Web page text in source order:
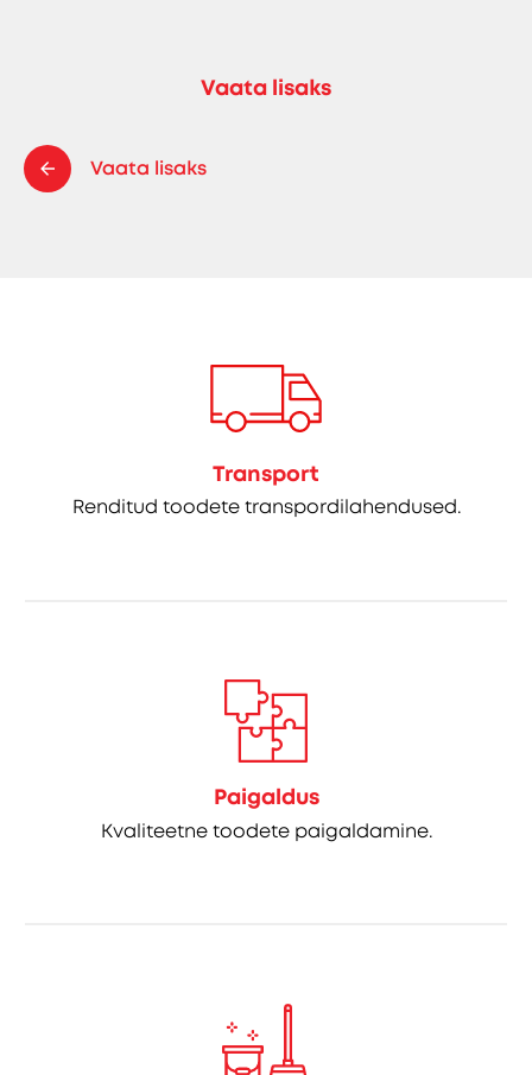
Vaata lisaks
Vaata lisaks
Transport
Renditud toodete transpordilahendused.
Paigaldus
Kvaliteetne toodete paigaldamine.